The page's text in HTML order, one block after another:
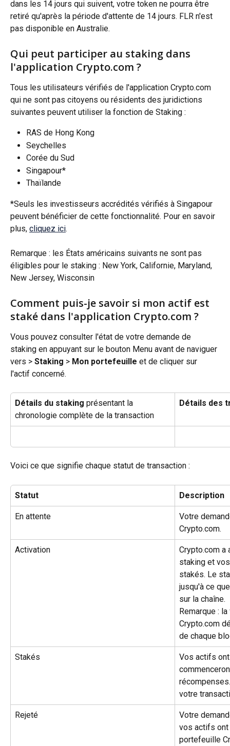
dans les 14 jours qui suivent, votre token ne pourra être
retiré qu'après la période d'attente de 14 jours. FLR n'est
pas disponible en Australie.
Qui peut participer au staking dans
l'application Crypto.com ?
Tous les utilisateurs vérifiés de l'application Crypto.com
qui ne sont pas citoyens ou résidents des juridictions
suivantes peuvent utiliser la fonction de Staking :
RAS de Hong Kong
Seychelles
Corée du Sud
Singapour*
Thaïlande
*Seuls les investisseurs accrédités vérifiés à Singapour
peuvent bénéficier de cette fonctionnalité. Pour en savoir
plus, cliquez ici.
Remarque : les États américains suivants ne sont pas
éligibles pour le staking : New York, Californie, Maryland,
New Jersey, Wisconsin
Comment puis-je savoir si mon actif est
staké dans l'application Crypto.com ?
Vous pouvez consulter l'état de votre demande de
staking en appuyant sur le bouton Menu avant de naviguer
vers > Staking > Mon portefeuille et de cliquer sur
l'actif concerné.
Détails du staking présentant la
chronologie complète de la transaction
Détails des
Voici ce que signifie chaque statut de transaction :
Statut Description
En attente
Votre
Crypto.com.
Activation
Crypto.com
staking et
stakés. Le
jusqu'à ce
sur la chaîne.
Remarque :
Crypto.com
de chaque
Stakés
Vos actifs
votre
Rejeté
Votre
vos actifs
portefeuille